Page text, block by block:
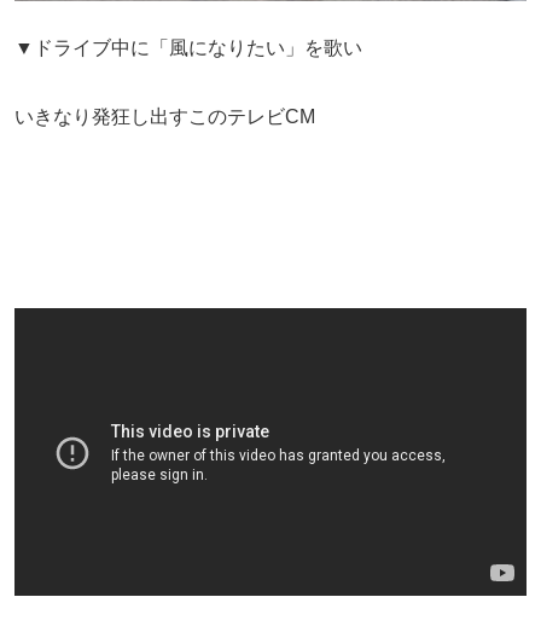
▼ドライブ中に「風になりたい」を歌い
いきなり発狂し出すこのテレビCM